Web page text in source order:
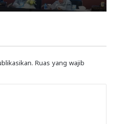
Ruas yang wajib